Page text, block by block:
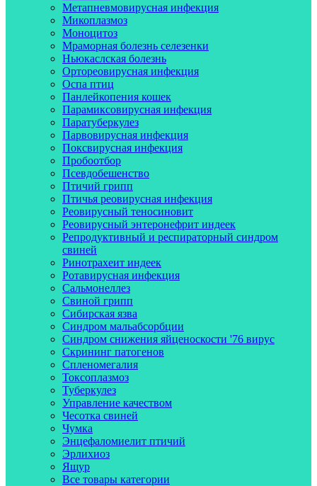
Метапневмовирусная инфекция
Микоплазмоз
Моноцитоз
Мраморная болезнь селезенки
Ньюкаслская болезнь
Ортореовирусная инфекция
Оспа птиц
Панлейкопения кошек
Парамиксовирусная инфекция
Паратуберкулез
Парвовирусная инфекция
Поксвирусная инфекция
Пробоотбор
Псевдобешенство
Птичий грипп
Птичья реовирусная инфекция
Реовирусный теносиновит
Реовирусный энтеронефрит индеек
Репродуктивный и респираторный синдром
свиней
Ринотрахеит индеек
Ротавирусная инфекция
Сальмонеллез
Свиной грипп
Сибирская язва
Синдром мальабсорбции
Синдром снижения яйценоскости '76 вирус
Скрининг патогенов
Спленомегалия
Токсоплазмоз
Туберкулез
Управление качеством
Чесотка свиней
Чумка
Энцефаломиелит птичий
Эрлихиоз
Ящур
Все товары категории